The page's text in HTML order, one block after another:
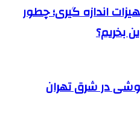
اندازه گیری؛ چطور
بخریم؟
در شرق تهران